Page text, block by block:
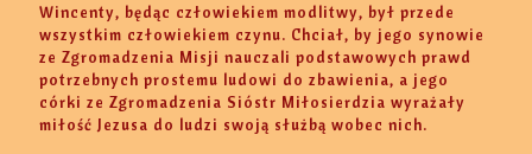
Wincenty, będąc człowiekiem modlitwy, był przede
wszystkim człowiekiem czynu. Chciał, by jego synowie
ze Zgromadzenia Misji nauczali podstawowych prawd
potrzebnych prostemu ludowi do zbawienia, a jego
córki ze Zgromadzenia Sióstr Miłosierdzia wyrażały
miłość Jezusa do ludzi swoją służbą wobec nich.